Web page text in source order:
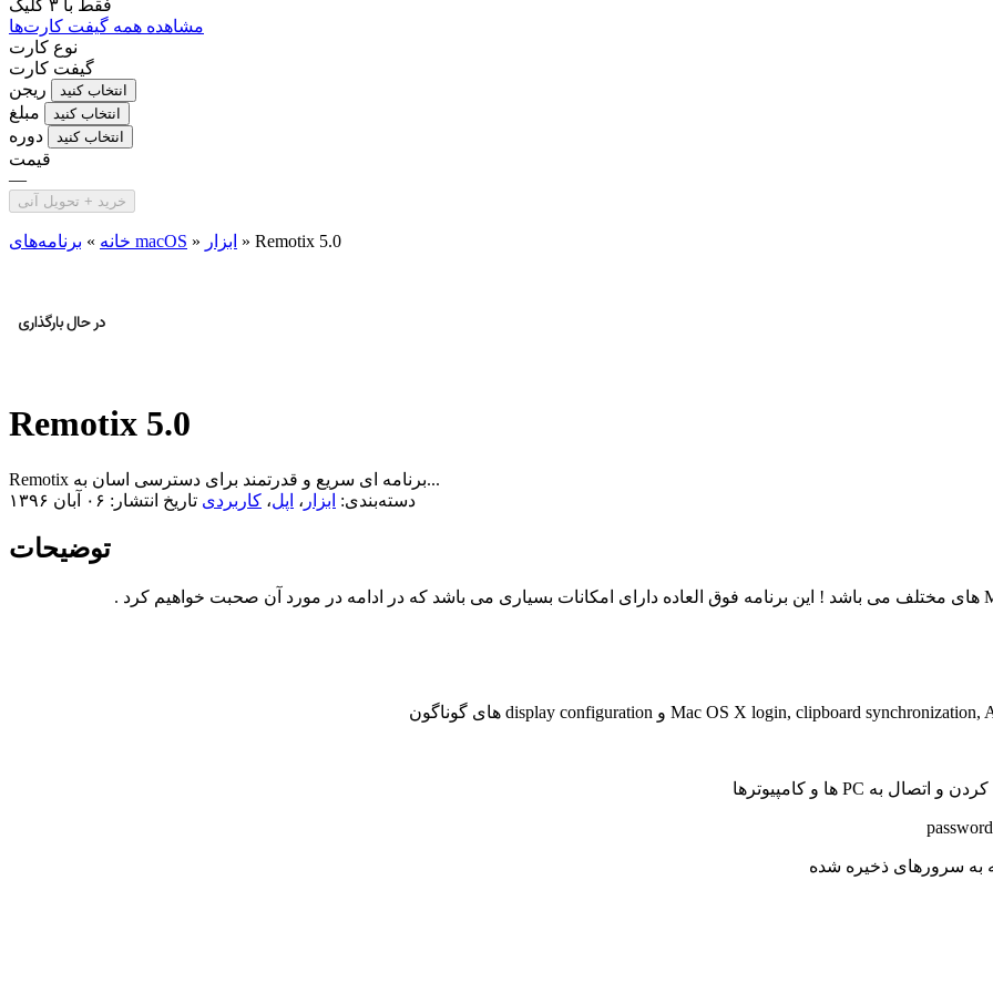
فقط با ۳ کلیک
مشاهده همه گیفت کارت‌ها
نوع کارت
گیفت کارت
ریجن
انتخاب کنید
مبلغ انتخاب کنید
دوره انتخاب کنید
قیمت
—
خرید + تحویل آنی
خانه » برنامه‌های macOS » ابزار » Remotix 5.0
Remotix 5.0
Remotix برنامه ای سریع و قدرتمند برای دسترسی اسان به...
دسته‌بندی: ابزار ، اپل، کاربردی تاریخ انتشار: ۰۶ آبان ۱۳۹۶
توضیحات